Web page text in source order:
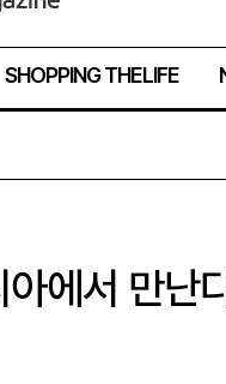
SHOPPING THELIFE
에서 만난